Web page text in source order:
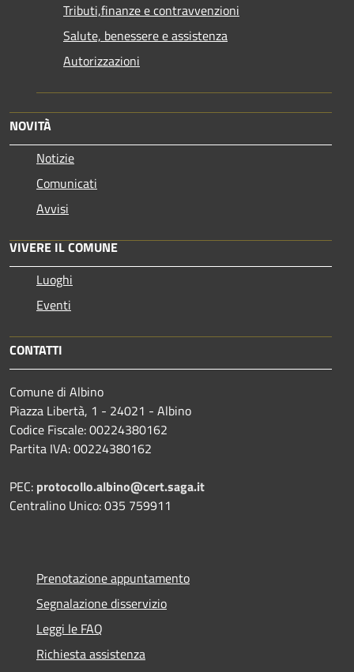
Tributi,finanze e contravvenzioni
Salute, benessere e assistenza
Autorizzazioni
NOVITÀ
Notizie
Comunicati
Avvisi
VIVERE IL COMUNE
Luoghi
Eventi
CONTATTI
Comune di Albino
Piazza Libertà, 1 - 24021 - Albino
Codice Fiscale: 00224380162
Partita IVA: 00224380162
PEC: protocollo.albino@cert.saga.it
Centralino Unico: 035 759911
Prenotazione appuntamento
Segnalazione disservizio
Leggi le FAQ
Richiesta assistenza